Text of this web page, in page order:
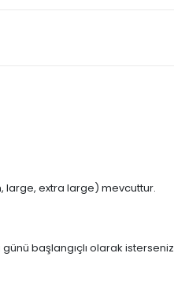
large, extra large) mevcuttur.
günü başlangıçlı olarak isterseniz